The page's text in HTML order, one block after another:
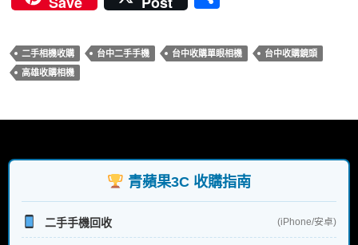
e
b
o
k
itt
er
er
es
t
m
bl
r
e
二手相機收購 台中二手手機 台中收購單眼相機
台中收購鏡頭
高雄收購相機
青蘋果3C 收購指南
二手手機回收 (iPhone/安卓)